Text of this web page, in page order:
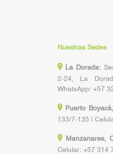
Nuestras Sedes
La Dorada:
2-24, La
WhatsApp: +57
Puerto
133/7-135 |
Manzanares,
Celular: +57 314